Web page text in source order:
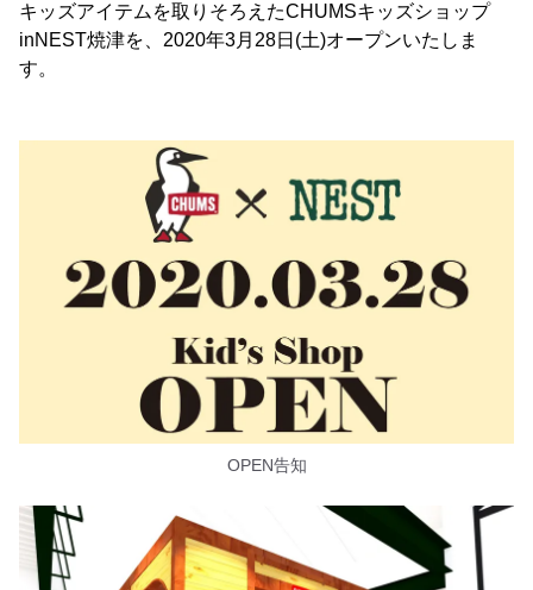
キッズアイテムを取りそろえたCHUMSキッズショップ
inNEST焼津を、2020年3月28日(土)オープンいたしま
す。
OPEN告知